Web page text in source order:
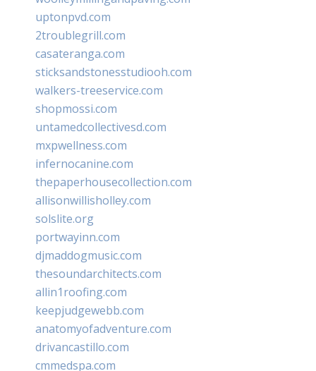
uptonpvd.com
2troublegrill.com
casateranga.com
sticksandstonesstudiooh.com
walkers-treeservice.com
shopmossi.com
untamedcollectivesd.com
mxpwellness.com
infernocanine.com
thepaperhousecollection.com
allisonwillisholley.com
solslite.org
portwayinn.com
djmaddogmusic.com
thesoundarchitects.com
allin1roofing.com
keepjudgewebb.com
anatomyofadventure.com
drivancastillo.com
cmmedspa.com